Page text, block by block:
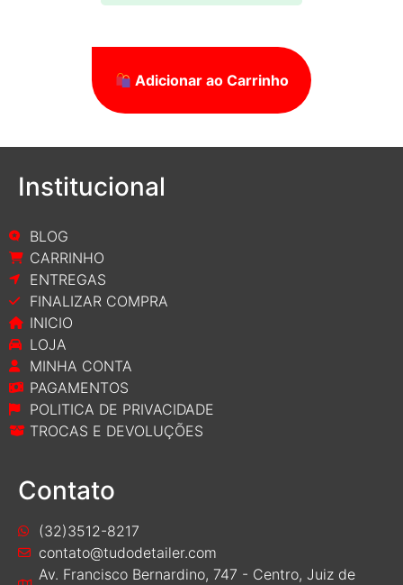
Adicionar ao Carrinho
Institucional
BLOG
CARRINHO
ENTREGAS
FINALIZAR COMPRA
INICIO
LOJA
MINHA CONTA
PAGAMENTOS
POLITICA DE PRIVACIDADE
TROCAS E DEVOLUÇÕES
Contato
(32)3512-8217
contato@tudodetailer.com
Av. Francisco Bernardino, 747 - Centro, Juiz de